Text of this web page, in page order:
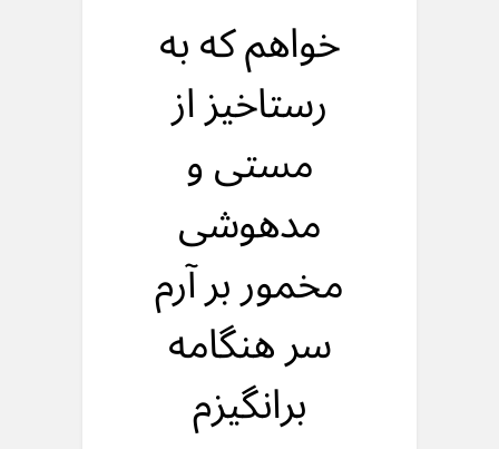
خواهم که به
رستاخیز از
مستی و
مدهوشی
مخمور بر آرم
سر هنگامه
برانگیزم